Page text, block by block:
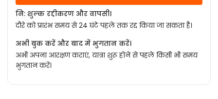
नि: शुल्क रद्दीकरण और वापसी।
दौरे को प्रारंभ समय से 24 घंटे पहले तक रद्द किया जा सकता है।
अभी बुक करें और बाद में भुगतान करें।
अभी अपना आरक्षण कराएं, यात्रा शुरू होने से पहले किसी भी समय
भुगतान करें।